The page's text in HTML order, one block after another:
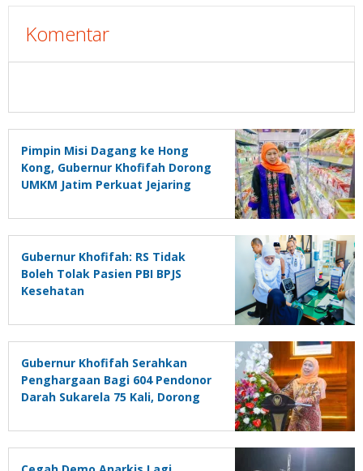
Komentar
Pimpin Misi Dagang ke Hong
Kong, Gubernur Khofifah Dorong
UMKM Jatim Perkuat Jejaring
Gubernur Khofifah: RS Tidak
Boleh Tolak Pasien PBI BPJS
Kesehatan
Gubernur Khofifah Serahkan
Penghargaan Bagi 604 Pendonor
Darah Sukarela 75 Kali, Dorong
PMR